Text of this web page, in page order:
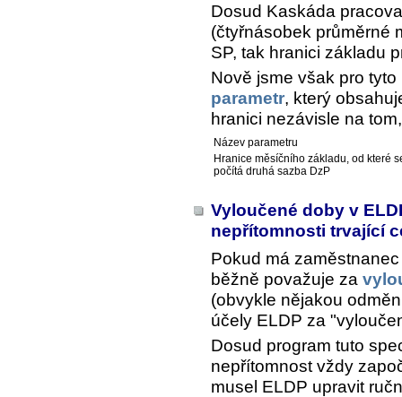
Dosud Kaskáda
(čtyřnásobek průměrné
SP, tak hranici základu
Nově jsme však pro
parametr, který
hranici nezávisle na
Název parametru
Hranice měsíčního základu, od které
počítá druhá sazba DzP
Vyloučené doby v
nepřítomnosti trvající
Pokud má
běžně považuje za
(obvykle nějakou
účely ELDP za
Dosud program tuto
nepřítomnost vždy
musel ELDP upravit